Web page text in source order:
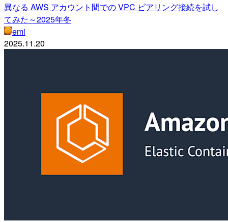
異なる AWS アカウント間での VPC ピアリング接続を試し
てみた～2025年冬
emi
2025.11.20